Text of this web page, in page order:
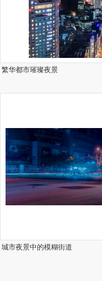
繁华都市璀璨夜景
城市夜景中的模糊街道